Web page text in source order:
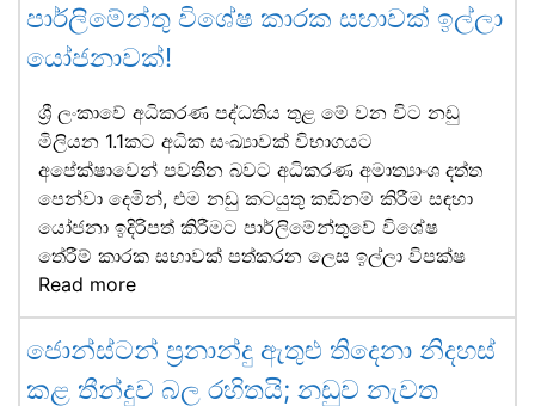
පාර්ලිමේන්තු විශේෂ කාරක සභාවක් ඉල්ලා
යෝජනාවක්!
ශ්‍රී ලංකාවේ අධිකරණ පද්ධතිය තුළ මේ වන විට නඩු
මිලියන 1.1කට අධික සංඛ්‍යාවක් විභාගයට
අපේක්ෂාවෙන් පවතින බවට අධිකරණ අමාත්‍යාංශ දත්ත
පෙන්වා දෙමින්, එම නඩු කටයුතු කඩිනම් කිරීම සඳහා
යෝජනා ඉදිරිපත් කිරීමට පාර්ලිමේන්තුවේ විශේෂ
තේරීම් කාරක සභාවක් පත්කරන ලෙස ඉල්ලා විපක්ෂ
Read more
ජොන්ස්ටන් ප්‍රනාන්දු ඇතුළු තිදෙනා නිදහස්
කළ තීන්දුව බල රහිතයි; නඩුව නැවත